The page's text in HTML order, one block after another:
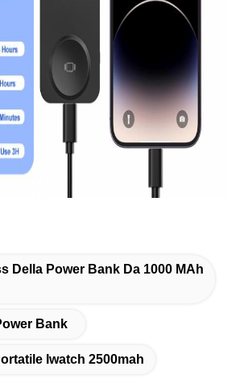
Della Power Bank Da 1000 MAh
Bank
Iwatch 2500mah